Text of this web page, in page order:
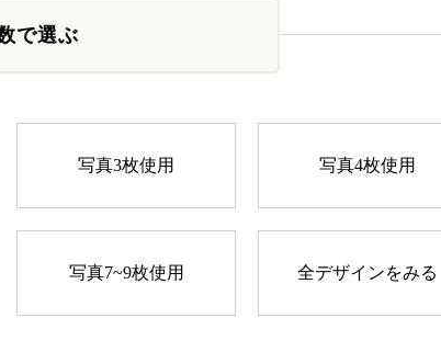
で選ぶ
写真3枚使用 写真4枚使用
写真7~9枚使用 全デザインをみる